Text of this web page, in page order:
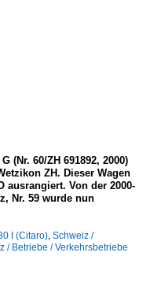
(Nr. 60/ZH 691892, 2000)
ZH. Dieser Wagen
ausrangiert. Von der 2000-
Nr. 59 wurde nun
I (Citaro), Schweiz /
/ Betriebe / Verkehrsbetriebe